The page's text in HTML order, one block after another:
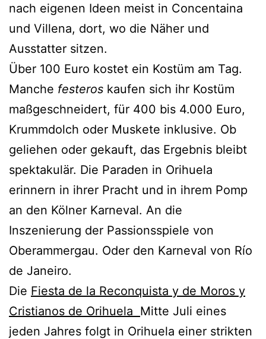
nach eigenen Ideen meist in Concentaina
und Villena, dort, wo die Näher und
Ausstatter sitzen.
Über 100 Euro kostet ein Kostüm am Tag.
Manche festeros kaufen sich ihr Kostüm
maßgeschneidert, für 400 bis 4.000 Euro,
Krummdolch oder Muskete inklusive. Ob
geliehen oder gekauft, das Ergebnis bleibt
spektakulär. Die Paraden in Orihuela
erinnern in ihrer Pracht und in ihrem Pomp
an den Kölner Karneval. An die
Inszenierung der Passionsspiele von
Oberammergau. Oder den Karneval von Río
de Janeiro.
Die Fiesta de la Reconquista y de Moros y
Cristianos de Orihuela Mitte Juli eines
jeden Jahres folgt in Orihuela einer strikten